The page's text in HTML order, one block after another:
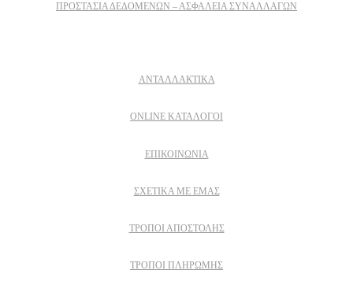
ΠΡΟΣΤΑΣΊΑ ΔΕΔΟΜΈΝΩΝ – ΑΣΦΆΛΕΙΑ ΣΥΝΑΛΛΑΓΏΝ
ΑΝΤΑΛΛΑΚΤΙΚΑ
ONLINE ΚΑΤΑΛΟΓΟΙ
ΕΠΙΚΟΙΝΩΝΙΑ
ΣΧΕΤΙΚΆ ΜΕ ΕΜΆΣ
ΤΡΌΠΟΙ ΑΠΟΣΤΟΛΉΣ
ΤΡΌΠΟΙ ΠΛΗΡΩΜΉΣ